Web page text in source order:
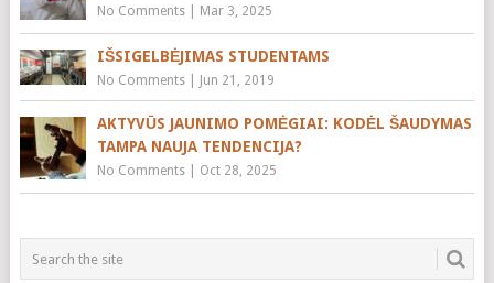
No Comments| Mar 3, 2025
IŠSIGELBĖJIMAS STUDENTAMS
No Comments| Jun 21, 2019
AKTYVŪS JAUNIMO POMĖGIAI: KODĖL ŠAUDYMAS
TAMPA NAUJA TENDENCIJA?
No Comments| Oct 28, 2025